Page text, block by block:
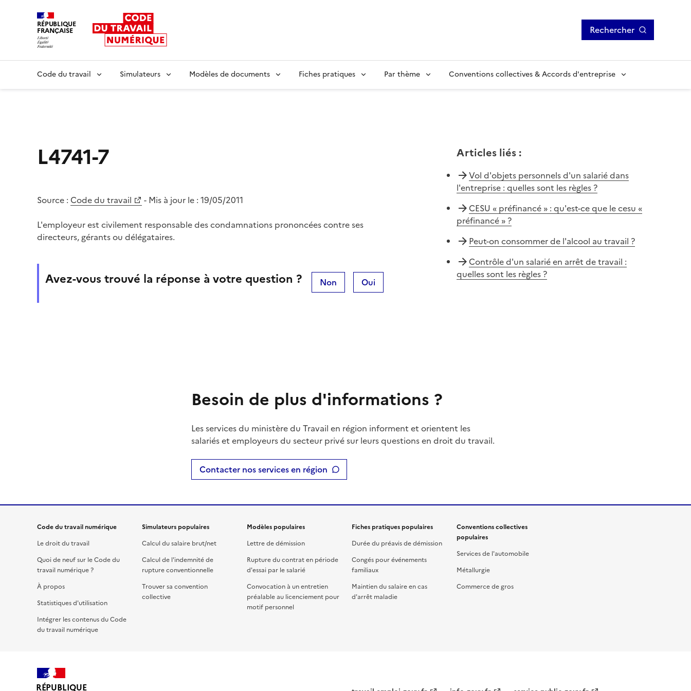
RÉPUBLIQUE
FRANÇAISE Rechercher
Code du travail Simulateurs Modèles de documents Fiches pratiques Par thème Conventions collectives & Accords d'entreprise
L4741-7
Source : Code du travail - Mis à jour le : 19/05/2011
L'employeur est civilement responsable des condamnations prononcées contre ses
directeurs, gérants ou délégataires.
Avez-vous trouvé la réponse à votre question ? Non Oui
Articles liés:
Vol d'objets personnels d'un salarié dans
l'entreprise : quelles sont les règles ?
CESU « préfinancé » : qu'est-ce que le cesu «
préfinancé » ?
Peut-on consommer de l'alcool au travail ?
Contrôle d'un salarié en arrêt de travail :
quelles sont les règles ?
Besoin de plus d'informations ?
Les services du ministère du Travail en région informent et orientent les
salariés et employeurs du secteur privé sur leurs questions en droit du travail.
Contacter nos services en région
Code du travail numérique
Le droit du travail
Quoi de neuf sur le Code du
travail numérique ?
À propos
Statistiques d'utilisation
Intégrer les contenus du Code
du travail numérique
Simulateurs populaires
Calcul du salaire brut/net
Calcul de l'indemnité de
rupture conventionnelle
Trouver sa convention
collective
Modèles populaires
Lettre de démission
Rupture du contrat en période
d'essai par le salarié
Convocation à un entretien
préalable au licenciement pour
motif personnel
Fiches pratiques populaires
Durée du préavis de démission
Congés pour événements
familiaux
Maintien du salaire en cas
d'arrêt maladie
Conventions collectives
populaires
Services de l'automobile
Métallurgie
Commerce de gros
RÉPUBLIQUE